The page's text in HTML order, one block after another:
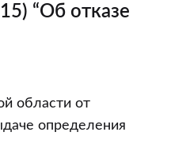
“Об отказе
области от
определения